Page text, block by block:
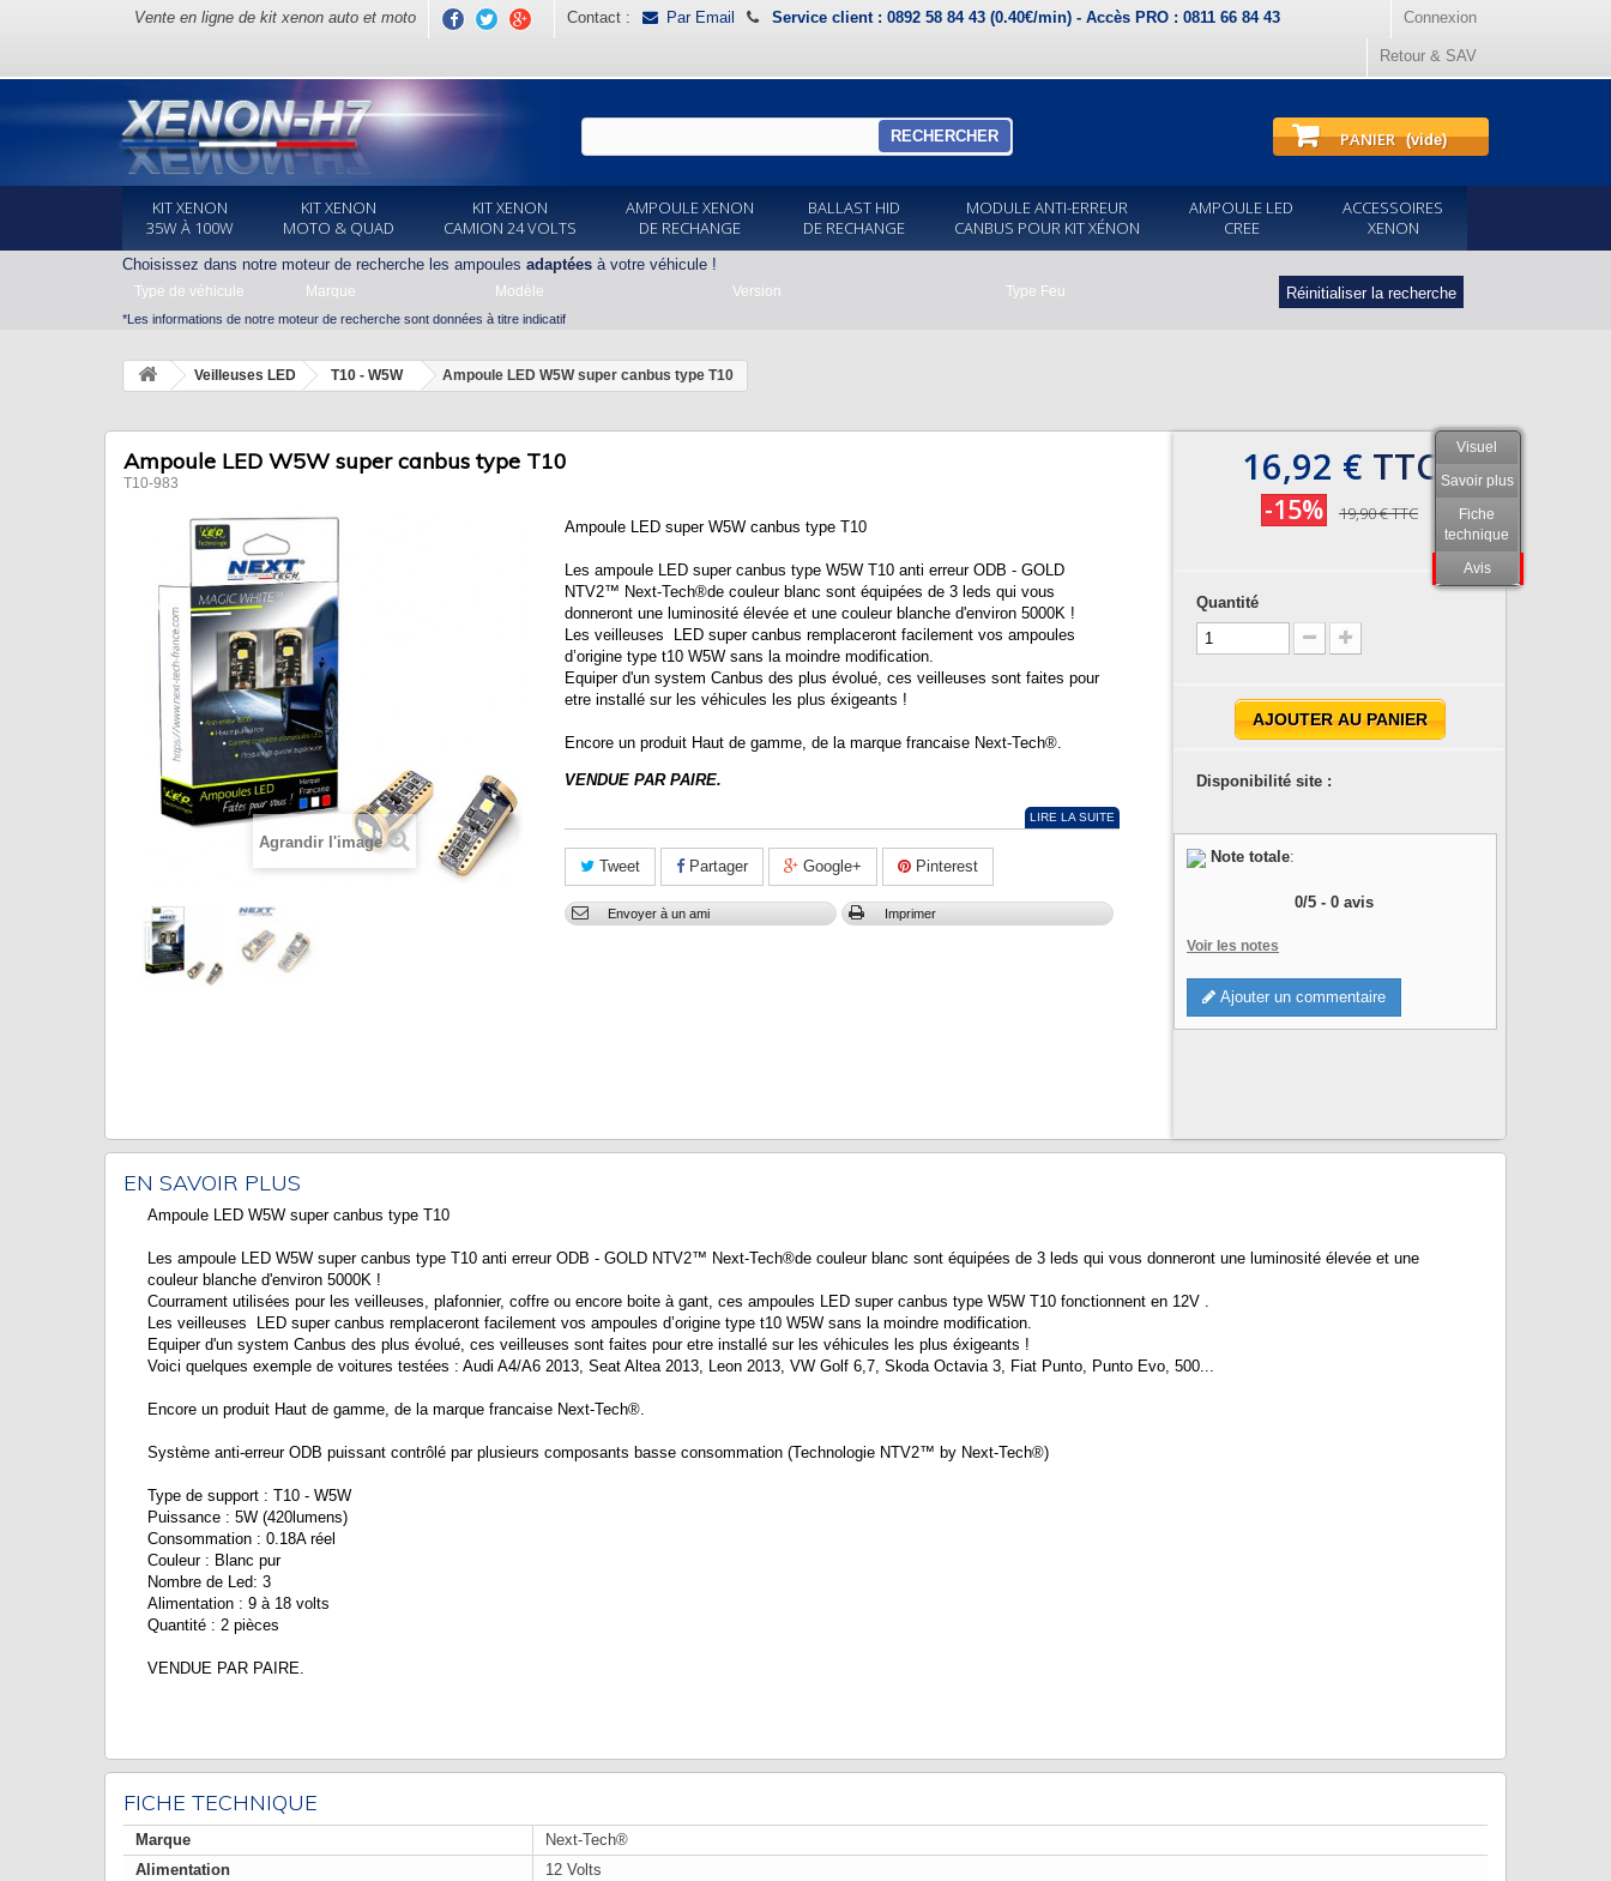
Vente en ligne de kit xenon auto et moto Connexion
Contact : Par Email Service client : 0892 58 84 43 (0.40€/min) - Accès PRO : 0811 66 84 43
Retour & SAV
RECHERCHER PANIER (vide)
KIT XENON
35W À 100W
KIT XENON
MOTO & QUAD
KIT XENON
CAMION 24 VOLTS
AMPOULE XENON
DE RECHANGE
BALLAST HID
DE RECHANGE
MODULE ANTI-ERREUR
CANBUS POUR KIT XÉNON
AMPOULE LED
CREE
ACCESSOIRES
XENON
Choisissez dans notre moteur de recherche les ampoules adaptées à votre véhicule !
Type de véhicule Marque Modèle Version Type Feu Réinitialiser la recherche
*Les informations de notre moteur de recherche sont données à titre indicatif
Veilleuses LED T10 - W5W Ampoule LED W5W super canbus type T10
Visuel
Savoir plus
Fiche
technique
Avis
Ampoule LED W5W super canbus type T10
T10-983
Agrandir l'image
Ampoule LED super W5W canbus type T10
Les ampoule LED super canbus type W5W T10 anti erreur ODB - GOLD
NTV2™ Next-Tech®de couleur blanc sont équipées de 3 leds qui vous
donneront une luminosité élevée et une couleur blanche d'environ 5000K !
Les veilleuses LED super canbus remplaceront facilement vos ampoules
d’origine type t10 W5W sans la moindre modification.
Equiper d'un system Canbus des plus évolué, ces veilleuses sont faites pour
etre installé sur les véhicules les plus éxigeants !
Encore un produit Haut de gamme, de la marque francaise Next-Tech®.
VENDUE PAR PAIRE.
LIRE LA SUITE
Tweet Partager Google+ Pinterest
Envoyer à un ami Imprimer
16,92 € TTC
-15% 19,90 €TTC
Quantité
AJOUTER AU PANIER
Disponibilité site :
Note totale:
0/5 - 0 avis
Voir les notes
Ajouter un commentaire
EN SAVOIR PLUS
Ampoule LED W5W super canbus type T10
Les ampoule LED W5W super canbus type T10 anti erreur ODB - GOLD NTV2™ Next-Tech®de couleur blanc sont équipées de 3 leds qui vous donneront une luminosité élevée et une
couleur blanche d'environ 5000K !
Courrament utilisées pour les veilleuses, plafonnier, coffre ou encore boite à gant, ces ampoules LED super canbus type W5W T10 fonctionnent en 12V .
Les veilleuses LED super canbus remplaceront facilement vos ampoules d’origine type t10 W5W sans la moindre modification.
Equiper d'un system Canbus des plus évolué, ces veilleuses sont faites pour etre installé sur les véhicules les plus éxigeants !
Voici quelques exemple de voitures testées : Audi A4/A6 2013, Seat Altea 2013, Leon 2013, VW Golf 6,7, Skoda Octavia 3, Fiat Punto, Punto Evo, 500...
Encore un produit Haut de gamme, de la marque francaise Next-Tech®.
Système anti-erreur ODB puissant contrôlé par plusieurs composants basse consommation (Technologie NTV2™ by Next-Tech®)
Type de support : T10 - W5W
Puissance : 5W (420lumens)
Consommation : 0.18A réel
Couleur : Blanc pur
Nombre de Led: 3
Alimentation : 9 à 18 volts
Quantité : 2 pièces
VENDUE PAR PAIRE.
FICHE TECHNIQUE
Marque
Next-Tech®
Alimentation
12 Volts